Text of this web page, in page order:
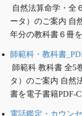
自然法算命学・全
ータ）のご案内 自
年分の教科書６冊
師範科・教科書
師範科 教科書 全5
タ）のご案内 自然
書を電子書籍PDF-
電話鑑定・カウン